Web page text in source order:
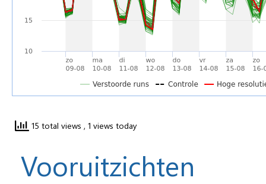
15 total views , 1 views today
Vooruitzichten